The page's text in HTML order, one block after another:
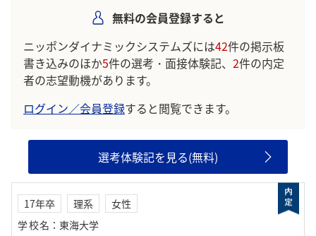
無料の会員登録すると
ニッポンダイナミックシステムズには42件の掲示板
書き込みのほか5件の選考・面接体験記、 2件の内定
者の志望動機があります。
ログイン／会員登録すると閲覧できます。
選考体験記を見る(無料)
17年卒 理系
女性
学校名 ： 東海大学